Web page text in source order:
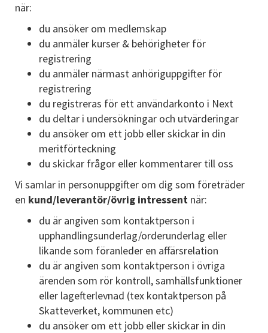
när:
du ansöker om medlemskap
du anmäler kurser & behörigheter för
registrering
du anmäler närmast anhöriguppgifter för
registrering
du registreras för ett användarkonto i Next
du deltar i undersökningar och utvärderingar
du ansöker om ett jobb eller skickar in din
meritförteckning
du skickar frågor eller kommentarer till oss
Vi samlar in personuppgifter om dig som företräder
en kund/leverantör/övrig intressent när:
du är angiven som kontaktperson i
upphandlingsunderlag/orderunderlag eller
likande som föranleder en affärsrelation
du är angiven som kontaktperson i övriga
ärenden som rör kontroll, samhällsfunktioner
eller lagefterlevnad (tex kontaktperson på
Skatteverket, kommunen etc)
du ansöker om ett jobb eller skickar in din